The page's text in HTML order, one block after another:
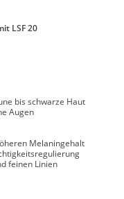
LSF 20
bis schwarze Haut
Augen
Melaningehalt
feinen Linien